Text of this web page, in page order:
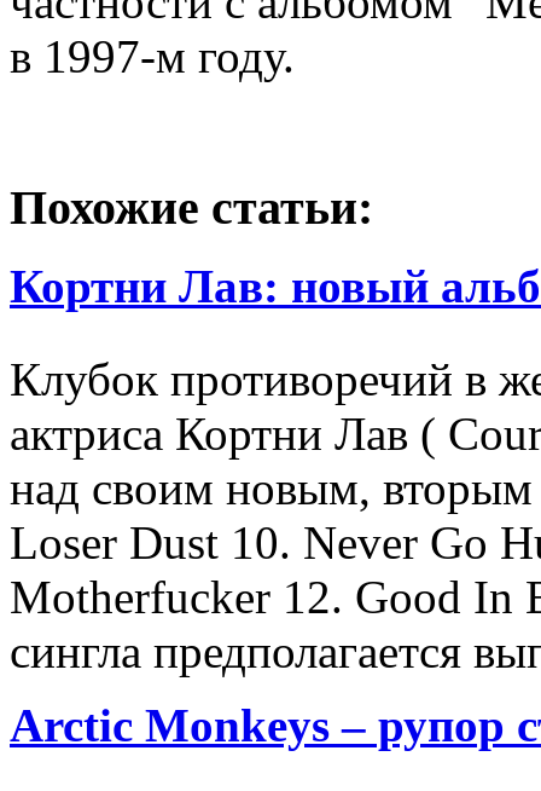
в 1997-м году.
Похожие статьи:
Кортни Лав: новый
Клубок противоречий в
актриса Кортни Лав (
над своим новым,
Loser Dust 10. Never Go
Motherfucker 12. Good In
сингла предполагается
Arctic Monkeys – рупор